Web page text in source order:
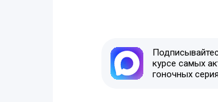
курсе самых
гоночных